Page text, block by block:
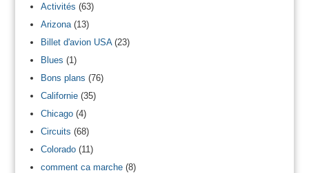
Activités (63)
Arizona(13)
Billet d'avion USA(23)
Blues (1)
Bons plans (76)
Californie(35)
Chicago(4)
Circuits (68)
Colorado(11)
comment ca marche(8)